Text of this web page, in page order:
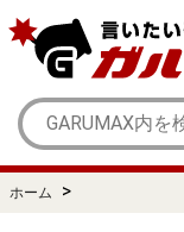
ホーム >